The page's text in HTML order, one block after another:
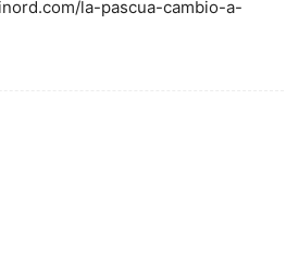
la-pascua-cambio-a-